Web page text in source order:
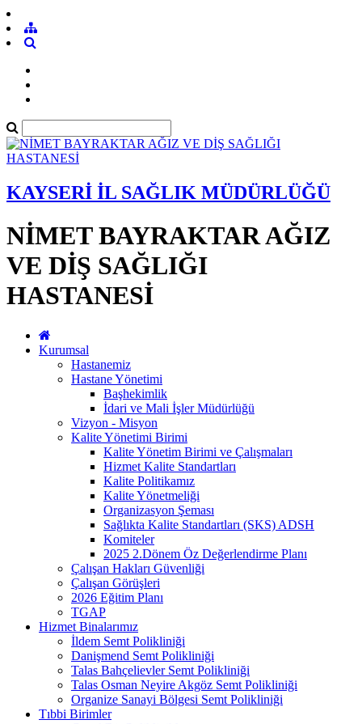
KAYSERİ İL SAĞLIK MÜDÜRLÜĞÜ
NİMET BAYRAKTAR AĞIZ
VE DİŞ SAĞLIĞI
HASTANESİ
Kurumsal
Hastanemiz
Hastane Yönetimi
Başhekimlik
İdari ve Mali İşler Müdürlüğü
Vizyon - Misyon
Kalite Yönetimi Birimi
Kalite Yönetim Birimi ve Çalışmaları
Hizmet Kalite Standartları
Kalite Politikamız
Kalite Yönetmeliği
Organizasyon Şeması
Sağlıkta Kalite Standartları (SKS) ADSH
Komiteler
2025 2.Dönem Öz Değerlendirme Planı
Çalışan Hakları Güvenliği
Çalışan Görüşleri
2026 Eğitim Planı
TGAP
Hizmet Binalarımız
İldem Semt Polikliniği
Danişmend Semt Polikliniği
Talas Bahçelievler Semt Polikliniği
Talas Osman Neyire Akgöz Semt Polikliniği
Organize Sanayi Bölgesi Semt Polikliniği
Tıbbi Birimler